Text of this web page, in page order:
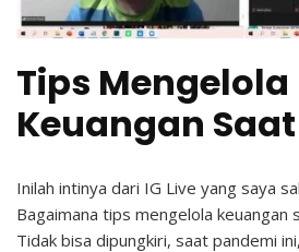
Tips Mengelola
Keuangan
Inilah intinya dari IG Live yang saya
Bagaimana tips mengelola keuangan
Tidak bisa dipungkiri, saat pandemi ini,